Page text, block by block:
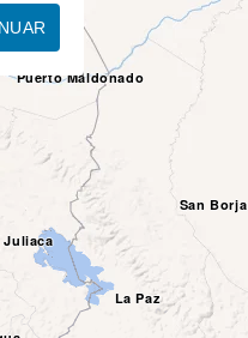
crear
el
La Paz
Juliaca
Puerto Maldonado
San Borja